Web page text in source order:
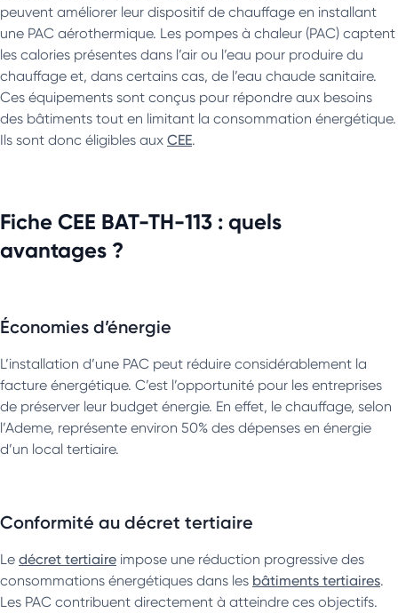
peuvent améliorer leur dispositif de chauffage en installant
une PAC aérothermique. Les pompes à chaleur (PAC) captent
les calories présentes dans l’air ou l’eau pour produire du
chauffage et, dans certains cas, de l’eau chaude sanitaire.
Ces équipements sont conçus pour répondre aux besoins
des bâtiments tout en limitant la consommation énergétique.
Ils sont donc éligibles aux CEE.
Fiche CEE BAT-TH-113 : quels
avantages ?
Économies d’énergie
L’installation d’une PAC peut réduire considérablement la
facture énergétique. C’est l’opportunité pour les entreprises
de préserver leur budget énergie. En effet, le chauffage, selon
l’Ademe, représente environ 50% des dépenses en énergie
d’un local tertiaire.
Conformité au décret tertiaire
Le décret tertiaire impose une réduction progressive des
consommations énergétiques dans les bâtiments tertiaires.
Les PAC contribuent directement à atteindre ces objectifs.